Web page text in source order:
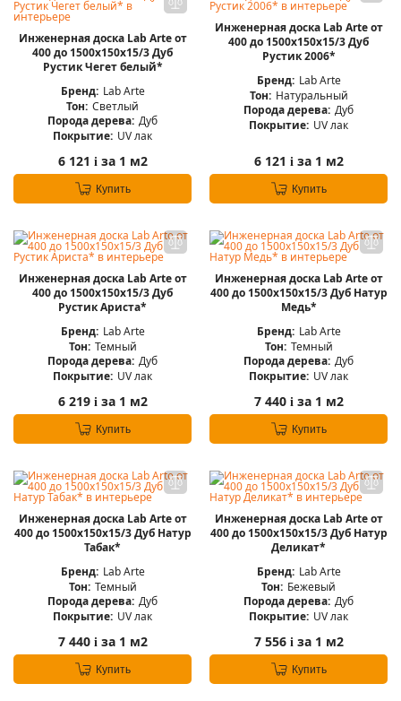
Инженерная доска Lab Arte от
400 до 1500х150х15/3 Дуб
Рустик Чегет белый*
Бренд: Lab Arte
Тон: Светлый
Порода дерева: Дуб
Покрытие: UV лак
6 121 iза 1 м2
Купить
Инженерная доска Lab Arte от
400 до 1500х150х15/3 Дуб
Рустик 2006*
Бренд: Lab Arte
Тон: Натуральный
Порода дерева: Дуб
Покрытие: UV лак
6 121 iза 1 м2
Купить
Инженерная доска Lab Arte от
400 до 1500х150х15/3 Дуб
Рустик Ариста*
Бренд: Lab Arte
Тон: Темный
Порода дерева: Дуб
Покрытие: UV лак
6 219 iза 1 м2
Купить
Инженерная доска Lab Arte от
400 до 1500х150х15/3 Дуб Натур
Медь*
Бренд: Lab Arte
Тон: Темный
Порода дерева: Дуб
Покрытие: UV лак
7 440 iза 1 м2
Купить
Инженерная доска Lab Arte от
400 до 1500х150х15/3 Дуб Натур
Табак*
Бренд: Lab Arte
Тон: Темный
Порода дерева: Дуб
Покрытие: UV лак
7 440 iза 1 м2
Купить
Инженерная доска Lab Arte от
400 до 1500х150х15/3 Дуб Натур
Деликат*
Бренд: Lab Arte
Тон: Бежевый
Порода дерева: Дуб
Покрытие: UV лак
7 556 iза 1 м2
Купить